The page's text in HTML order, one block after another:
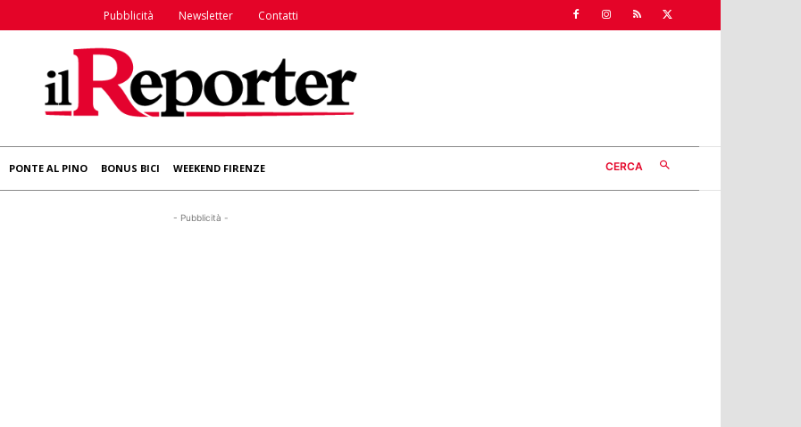
Pubblicità Newsletter Contatti
PONTE AL PINO BONUS BICI WEEKEND FIRENZE CERCA
- Pubblicità -